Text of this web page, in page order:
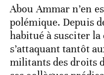
Abou Ammar n’en
polémique. Depuis
habitué à susciter
s’attaquant tantôt
militants des droits